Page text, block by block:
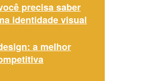
precisa saber
identidade visual
a melhor